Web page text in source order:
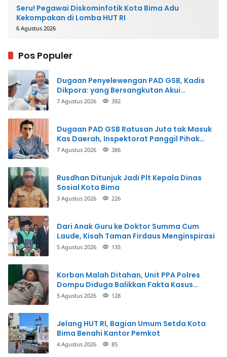
Seru! Pegawai Diskominfotik Kota Bima Adu
Kekompakan di Lomba HUT RI
6 Agustus 2026
Pos Populer
Dugaan Penyelewengan PAD GSB, Kadis
Dikpora: yang Bersangkutan Akui
Perbuatannya dan Siap Mengembalikan
7 Agustus 2026 392
Dugaan PAD GSB Ratusan Juta tak Masuk
Kas Daerah, Inspektorat Panggil Pihak
Terkait
7 Agustus 2026 386
Rusdhan Ditunjuk Jadi Plt Kepala Dinas
Sosial Kota Bima
3 Agustus 2026 226
Dari Anak Guru ke Doktor Summa Cum
Laude, Kisah Taman Firdaus Menginspirasi
5 Agustus 2026 135
Korban Malah Ditahan, Unit PPA Polres
Dompu Diduga Balikkan Fakta Kasus
Penganiayaan
5 Agustus 2026 128
Jelang HUT RI, Bagian Umum Setda Kota
Bima Benahi Kantor Pemkot
4 Agustus 2026 85